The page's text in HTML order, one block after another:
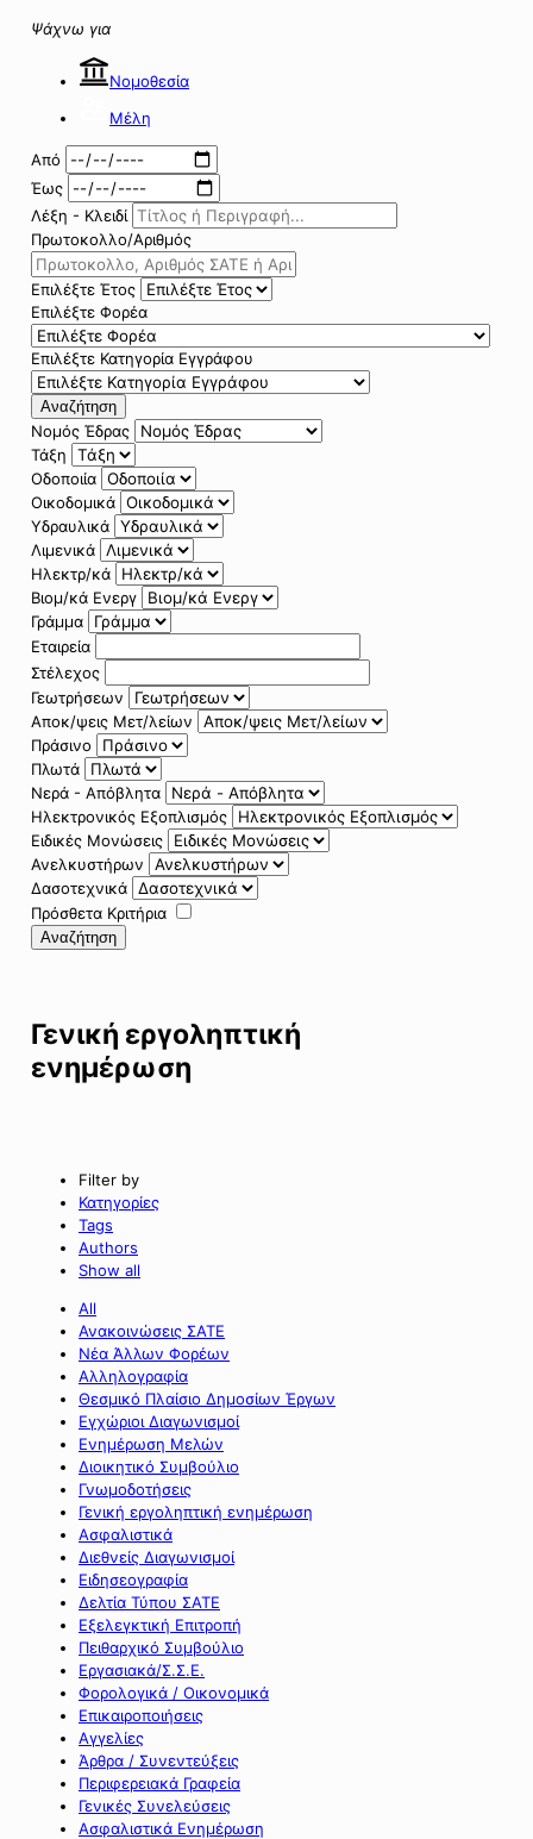
Ψάχνω για
Νομοθεσία
Μέλη
Από
Έως
Λέξη - Κλειδί
Πρωτοκολλο/Αριθμός
Επιλέξτε Έτος
Επιλέξτε Φορέα
Επιλέξτε Κατηγορία Εγγράφου
Αναζήτηση
Νομός Έδρας
Τάξη
Οδοποιία
Οικοδομικά
Υδραυλικά
Λιμενικά
Ηλεκτρ/κά
Βιομ/κά Ενεργ
Γράμμα
Εταιρεία
Στέλεχος
Γεωτρήσεων
Αποκ/ψεις Μετ/λείων
Πράσινο
Πλωτά
Νερά - Απόβλητα
Ηλεκτρονικός Εξοπλισμός
Ειδικές Μονώσεις
Ανελκυστήρων
Δασοτεχνικά
Πρόσθετα Κριτήρια
Αναζήτηση
Γενική εργοληπτική
ενημέρωση
Filter by
Κατηγορίες
Tags
Authors
Show all
All
Ανακοινώσεις ΣΑΤΕ
Νέα Άλλων Φορέων
Αλληλογραφία
Θεσμικό Πλαίσιο Δημοσίων Έργων
Εγχώριοι Διαγωνισμοί
Ενημέρωση Μελών
Διοικητικό Συμβούλιο
Γνωμοδοτήσεις
Γενική εργοληπτική ενημέρωση
Ασφαλιστικά
Διεθνείς Διαγωνισμοί
Ειδησεογραφία
Δελτία Τύπου ΣΑΤΕ
Εξελεγκτική Επιτροπή
Πειθαρχικό Συμβούλιο
Εργασιακά/Σ.Σ.Ε.
Φορολογικά / Οικονομικά
Επικαιροποιήσεις
Αγγελίες
Άρθρα / Συνεντεύξεις
Περιφερειακά Γραφεία
Γενικές Συνελεύσεις
Ασφαλιστικά Ενημέρωση